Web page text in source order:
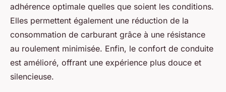
adhérence optimale quelles que soient les conditions.
Elles permettent également une réduction de la
consommation de carburant grâce à une résistance
au roulement minimisée. Enfin, le confort de conduite
est amélioré, offrant une expérience plus douce et
silencieuse.